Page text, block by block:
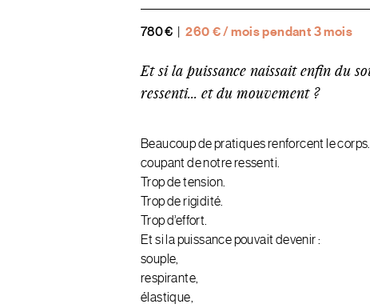
780€ | 260 €/ mois pendant 3 mois
Et si la puissance naissait enfin du
ressenti... et du mouvement ?
Beaucoup de pratiques renforcent le
coupant de notre ressenti.
Trop de tension.
Trop de rigidité.
Trop d’effort.
Et si la puissance pouvait devenir :
souple,
respirante,
élastique,